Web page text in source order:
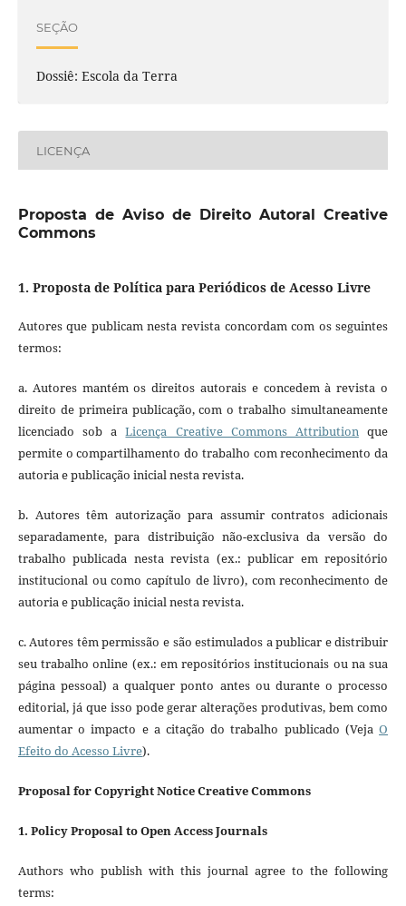
SEÇÃO
Dossiê: Escola da Terra
LICENÇA
Proposta de Aviso de Direito Autoral Creative
Commons
1. Proposta de Política para Periódicos de Acesso Livre
Autores que publicam nesta revista concordam com os seguintes
termos:
a. Autores mantém os direitos autorais e concedem à revista o
direito de primeira publicação, com o trabalho simultaneamente
licenciado sob aLicença Creative Commons Attributionque
permite o compartilhamento do trabalho com reconhecimento da
autoria e publicação inicial nesta revista.
b. Autores têm autorização para assumir contratos adicionais
separadamente, para distribuição não-exclusiva da versão do
trabalho publicada nesta revista (ex.: publicar em repositório
institucional ou como capítulo de livro), com reconhecimento de
autoria e publicação inicial nesta revista.
c. Autores têm permissão e são estimulados a publicar e distribuir
seu trabalho online (ex.: em repositórios institucionais ou na sua
página pessoal) a qualquer ponto antes ou durante o processo
editorial, já que isso pode gerar alterações produtivas, bem como
aumentar o impacto e a citação do trabalho publicado (VejaO
Efeito do Acesso Livre).
Proposal for Copyright Notice Creative Commons
1. Policy Proposal to Open Access Journals
Authors who publish with this journal agree to the following
terms: